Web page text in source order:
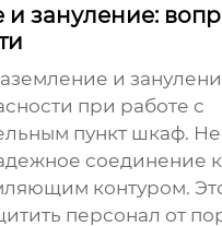
и зануление:
и
при работе с
пункт шкаф.
соединение
контуром.
персонал от